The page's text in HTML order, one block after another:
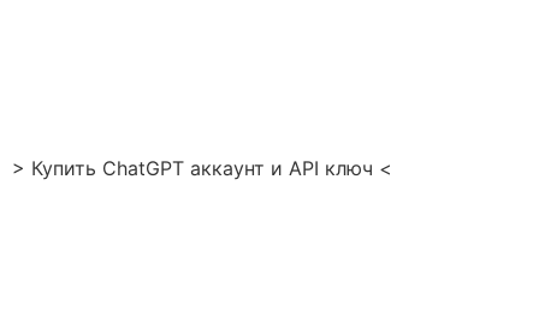
> Купить ChatGPT аккаунт и API ключ <